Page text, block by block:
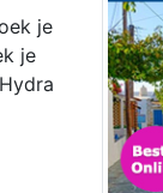
je
je